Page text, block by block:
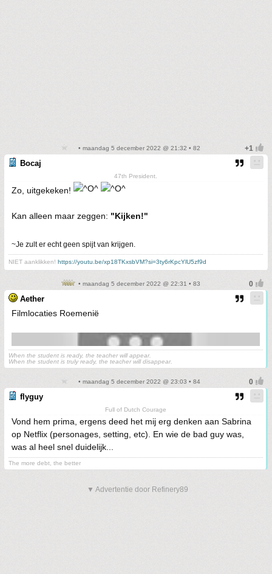
• maandag 5 december 2022 @ 21:32 • 82
Bocaj
47th President.
Zo, uitgekeken!
Kan alleen maar zeggen: "Kijken!"
~Je zult er echt geen spijt van krijgen.
NIET aanklikken! https://youtu.be/xp18TKxsbVM?si=3ty6rKpcYlU5zf9d
• maandag 5 december 2022 @ 22:31 • 83
Aether
Filmlocaties Roemenië
When the student is ready, the teacher will appear.
When the student is truly ready, the teacher will disappear.
• maandag 5 december 2022 @ 23:03 • 84
flyguy
Full of Dutch Courage
Vond hem prima, ergens deed het mij erg denken aan Sabrina
op Netflix (personages, setting, etc). En wie de bad guy was,
was al heel snel duidelijk...
The more debt, the better
▼ Advertentie door Refinery89